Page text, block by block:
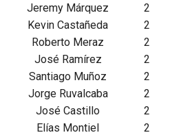
Jeremy Márquez
2
Kevin Castañeda
2
Roberto Meraz
2
José Ramírez
2
Santiago Muñoz
2
Jorge Ruvalcaba
2
José Castillo
2
Elías Montiel
2